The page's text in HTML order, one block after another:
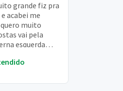
grande fiz pra
acabei me
muito
vai pela
esquerda